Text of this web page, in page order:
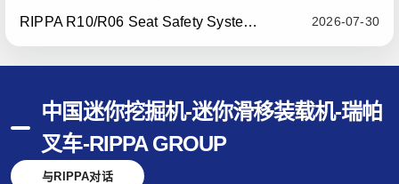
2026-07-30
RIPPA R10/R06 Seat Safety System Upgrade — Effective July 22, 2026
中国迷你挖掘机-迷你滑移装载机-瑞帕
叉车-RIPPA GROUP
与RIPPA对话